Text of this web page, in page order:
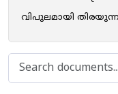
വിപുലമായി